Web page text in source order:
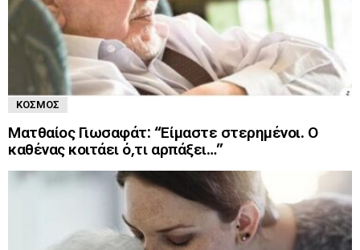
ΚΌΣΜΟΣ
Ματθαίος Γιωσαφάτ: “Είμαστε στερημένοι. Ο
καθένας κοιτάει ό,τι αρπάξει…”